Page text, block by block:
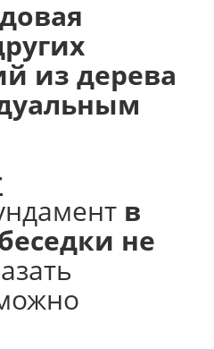
из дерева
в
не